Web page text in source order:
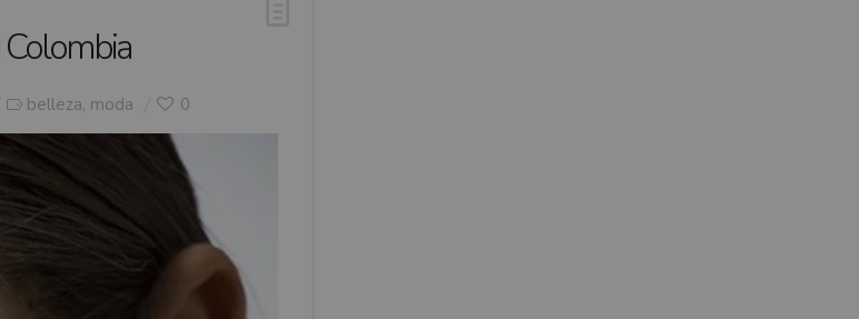
Colombia
belleza, moda 0